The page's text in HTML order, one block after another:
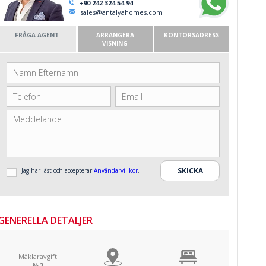
+90 242 324 54 94
sales@antalyahomes.com
FRÅGA AGENT
ARRANGERA
VISNING
KONTORSADRESS
Jag har läst och accepterar Användarvillkor.
DETALJER
Mäklaravgift